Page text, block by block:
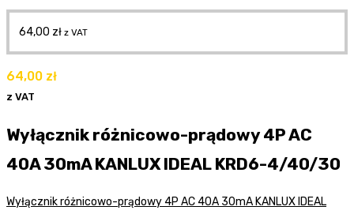
64,00 zł z VAT
64,00 zł
z VAT
Wyłącznik różnicowo-prądowy 4P AC
40A 30mA KANLUX IDEAL KRD6-4/40/30
Wyłącznik różnicowo-prądowy 4P AC 40A 30mA KANLUX IDEAL